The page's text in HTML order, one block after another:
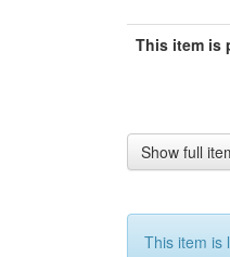
This item is
Show full
This item is